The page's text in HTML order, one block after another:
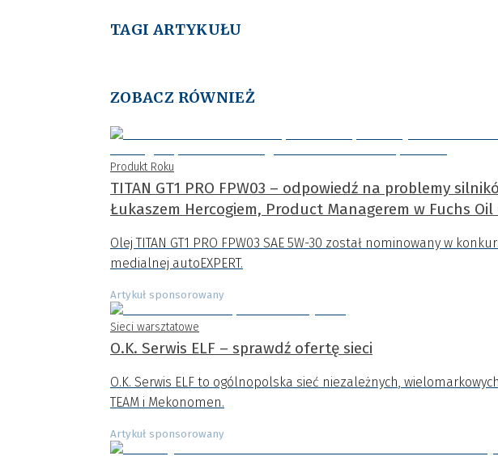
TAGI ARTYKUŁU
ZOBACZ RÓWNIEŻ
Produkt Roku
TITAN GT1 PRO FPW03 – odpowiedź na problemy
Łukaszem Hercogiem, Product Managerem w Fuchs
Olej TITAN GT1 PRO FPW03 SAE 5W-30 został nominowany w
medialnej autoEXPERT.
Artykuł sponsorowany
Sieci warsztatowe
O.K. Serwis ELF – sprawdź ofertę sieci
O.K. Serwis ELF to ogólnopolska sieć niezależnych,
TEAM i Mekonomen.
Artykuł sponsorowany